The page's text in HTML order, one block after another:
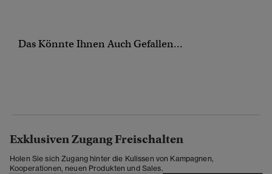
Das Könnte Ihnen Auch Gefallen...
Exklusiven Zugang Freischalten
Holen Sie sich Zugang hinter die Kulissen von Kampagnen,
Kooperationen, neuen Produkten und Sales.